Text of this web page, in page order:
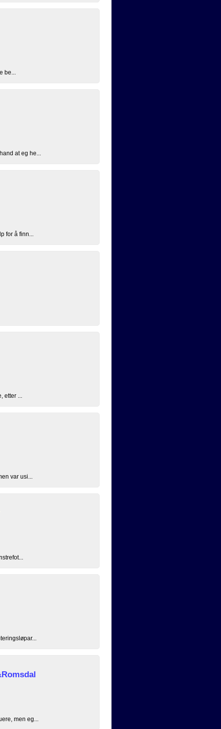
at eg he...
for å finn...
...
var usi...
men eg...